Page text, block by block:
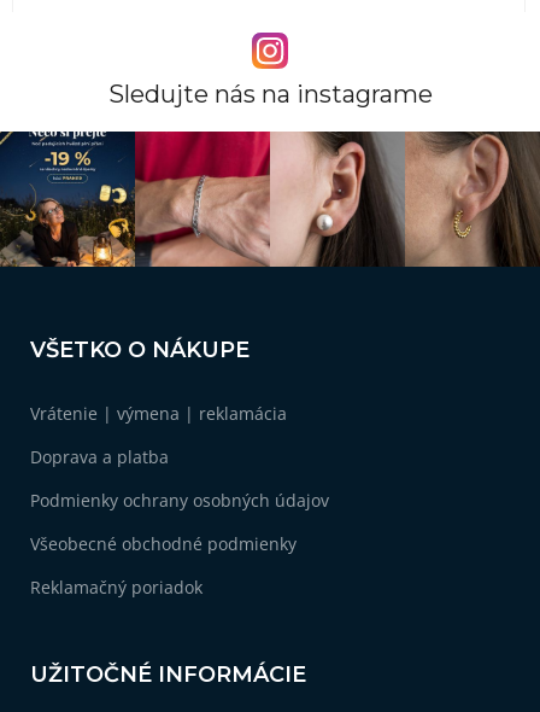
Sledujte nás na instagrame
VŠETKO O NÁKUPE
Vrátenie | výmena | reklamácia
Doprava a platba
Podmienky ochrany osobných údajov
Všeobecné obchodné podmienky
Reklamačný poriadok
UŽITOČNÉ INFORMÁCIE